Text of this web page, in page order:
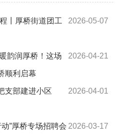
2026-05-07
丨厚桥街道团工
2026-04-21
韵润厚桥！这场
顺利启幕
2026-04-01
支部建进小区
2026-03-17
”厚桥专场招聘会